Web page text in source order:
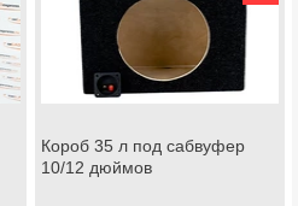
Короб 35 л под сабвуфер
10/12 дюймов